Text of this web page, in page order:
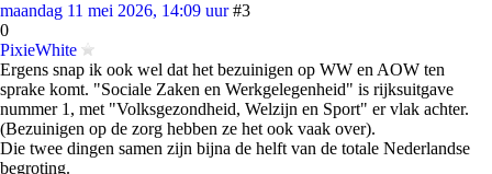
maandag 11 mei 2026, 14:09 uur #3
0
PixieWhite
Ergens snap ik ook wel dat het bezuinigen op WW en AOW ten
sprake komt. "Sociale Zaken en Werkgelegenheid" is rijksuitgave
nummer 1, met "Volksgezondheid, Welzijn en Sport" er vlak achter.
(Bezuinigen op de zorg hebben ze het ook vaak over).
Die twee dingen samen zijn bijna de helft van de totale Nederlandse
begroting.